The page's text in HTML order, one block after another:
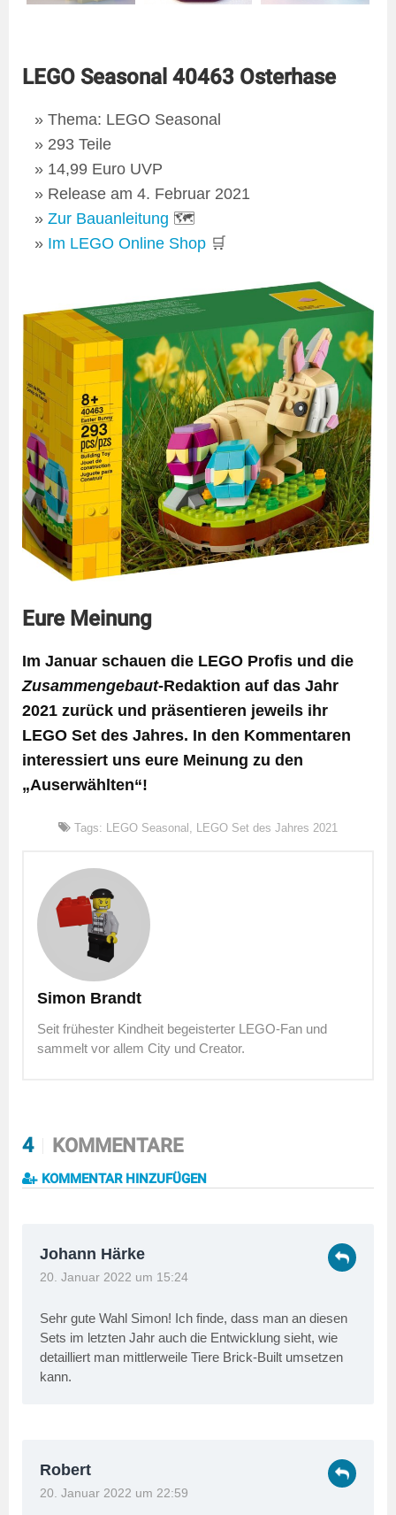
LEGO Seasonal 40463 Osterhase
Thema: LEGO Seasonal
293 Teile
14,99 Euro UVP
Release am 4. Februar 2021
Zur Bauanleitung 🗺
Im LEGO Online Shop🛒
Eure Meinung
Im Januar schauen die LEGO Profis und die
Zusammengebaut-Redaktion auf das Jahr
2021 zurück und präsentieren jeweils ihr
LEGO Set des Jahres. In den Kommentaren
interessiert uns eure Meinung zu den
„Auserwählten“!
Tags: LEGO Seasonal , LEGO Set des Jahres 2021
Simon Brandt
Seit frühester Kindheit begeisterter LEGO-Fan und
sammelt vor allem City und Creator.
4 KOMMENTARE
KOMMENTAR HINZUFÜGEN
Johann Härke
20. Januar 2022 um 15:24
Sehr gute Wahl Simon! Ich finde, dass man an diesen
Sets im letzten Jahr auch die Entwicklung sieht, wie
detailliert man mittlerweile Tiere Brick-Built umsetzen
kann.
Robert
20. Januar 2022 um 22:59